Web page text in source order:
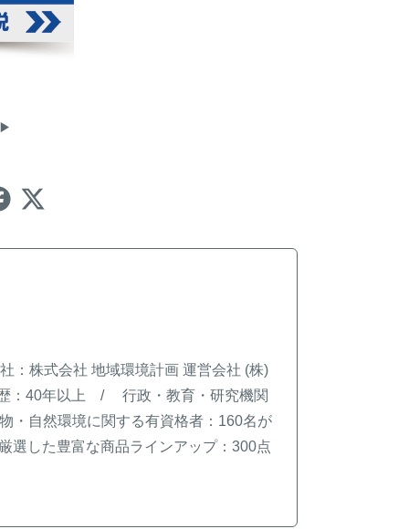
株式会社 地域環境計画 運営会社 (株)
：40年以上 / 行政・教育・研究機関
自然環境に関する有資格者：160名が
した豊富な商品ラインアップ：300点